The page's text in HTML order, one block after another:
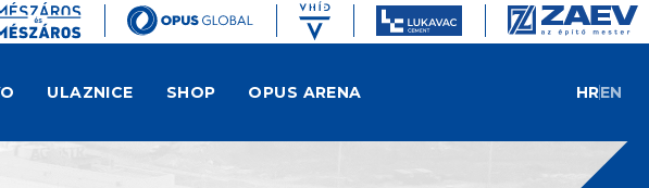
ULAZNICE SHOP OPUS ARENA HREN